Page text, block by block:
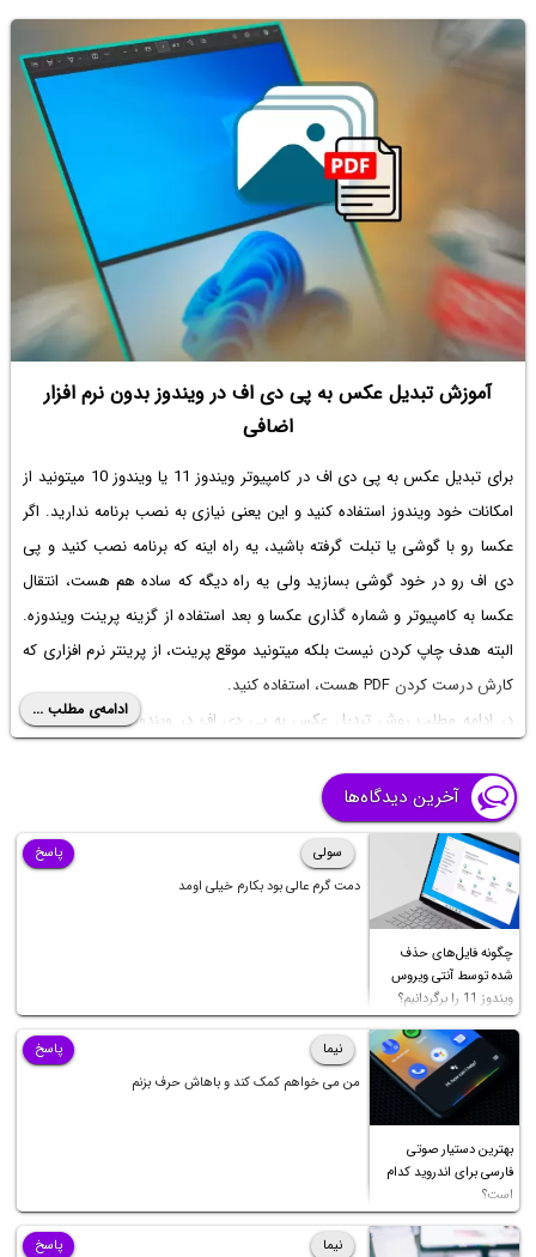
مدیریت فایل ویندوزه که شاید ازش اطلاعی نداشته باشید و در عین حال براتون
خیلی مفید باشه. با ساده‌گو همراه باشید.
آموزش تبدیل عکس به پی دی اف در ویندوز بدون نرم افزار
اضافی
برایتبدیل عکس به پی دی اف در کامپیوتر
ویندوز 11 یا ویندوز 10 میتونید از
امکانات خود ویندوز استفاده کنید و این یعنی نیازی به نصب برنامه ندارید. اگر
عکسا رو با گوشی یا تبلت گرفته باشید، یه راه اینه که برنامه نصب کنید و پی
دی اف رو در خود گوشی بسازید ولی یه راه دیگه که ساده هم هست، انتقال
عکسا به کامپیوتر و شماره گذاری عکسا و بعد استفاده از گزینه پرینت ویندوزه.
البته هدف چاپ کردن نیست بلکه میتونید موقع پرینت، از پرینتر نرم افزاری که
کارش درست کردن PDF هست، استفاده کنید.
در ادامه مطلب روش تبدیل عکس به پی دی اف در ویندوز 11 و ویندوزهای
ادامه‌ی مطلب ...
آخرین دیدگاه‌ها
چگونه فایل‌های حذف
شده توسط آنتی ویروس
ویندوز 11 را برگردانیم؟
سولی
دمت گرم عالی بود بکارم خیلی اومد
پاسخ
بهترین دستیار صوتی
فارسی برای اندروید کدام
است؟
نیما
من می خواهم کمک کند و باهاش حرف بزنم
پاسخ
نیما
پاسخ